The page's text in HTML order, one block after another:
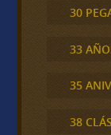
30
33
35
38